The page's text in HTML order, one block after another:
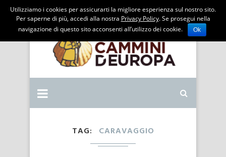
TAG CARAVAGGIO
Utilizziamo i cookies per assicurarti la migliore esperienza sul nostro sito.
Per saperne di più, accedi alla nostra Privacy Policy. Se prosegui nella
navigazione di questo sito acconsenti all’utilizzo dei cookie.
Ok